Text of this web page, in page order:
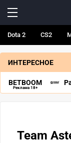
Dota 2 CS2
ИНТЕРЕСНОЕ
BETBOOM
Реклама 18+
Team